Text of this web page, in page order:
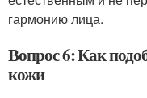
гармонию лица.
Вопрос 6: Как
кожи